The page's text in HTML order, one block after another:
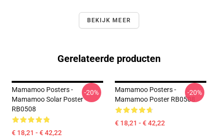
BEKIJK MEER
Gerelateerde producten
Mamamoo Posters -
Mamamoo Solar Poster
RB0508
€ 18,21 - € 42,22
-20%
Mamamoo Posters -
Mamamoo Poster RB0508
€ 18,21 - € 42,22
-20%